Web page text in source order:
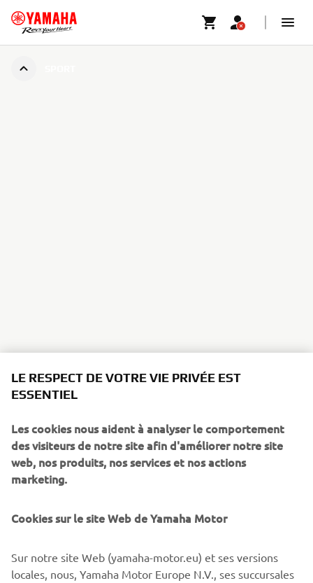
LE RESPECT DE VOTRE VIE PRIVÉE EST
ESSENTIEL
Les cookies nous aident à analyser le comportement
des visiteurs de notre site afin d'améliorer notre site
web, nos produits, nos services et nos actions
marketing.
Cookies sur le site Web de Yamaha Motor
Sur notre site Web (yamaha-motor.eu) et ses versions
locales, nous, Yamaha Motor Europe N.V., ses succursales